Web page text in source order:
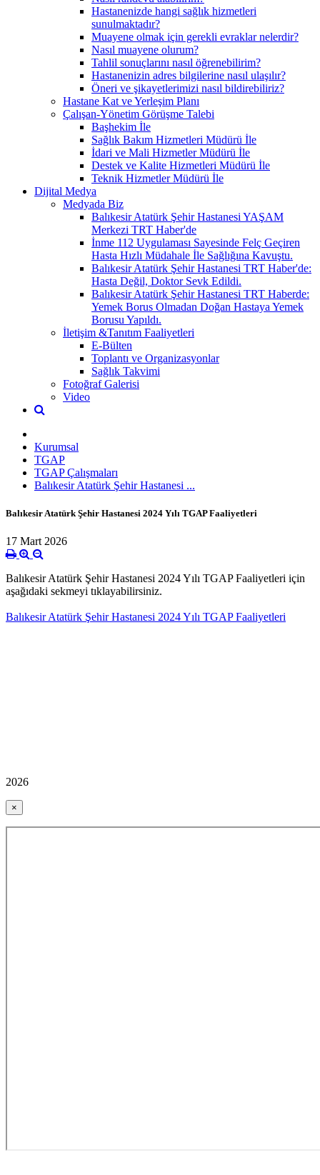
Hastanenizde hangi sağlık hizmetleri
sunulmaktadır?
Muayene olmak için gerekli evraklar nelerdir?
Nasıl muayene olurum?
Tahlil sonuçlarını nasıl öğrenebilirim?
Hastanenizin adres bilgilerine nasıl ulaşılır?
Öneri ve şikayetlerimizi nasıl bildirebiliriz?
Hastane Kat ve Yerleşim Planı
Çalışan-Yönetim Görüşme Talebi
Başhekim İle
Sağlık Bakım Hizmetleri Müdürü İle
İdari ve Mali Hizmetler Müdürü İle
Destek ve Kalite Hizmetleri Müdürü İle
Teknik Hizmetler Müdürü İle
Dijital Medya
Medyada Biz
Balıkesir Atatürk Şehir Hastanesi YAŞAM
Merkezi TRT Haber'de
İnme 112 Uygulaması Sayesinde Felç Geçiren
Hasta Hızlı Müdahale İle Sağlığına Kavuştu.
Balıkesir Atatürk Şehir Hastanesi TRT Haber'de:
Hasta Değil, Doktor Sevk Edildi.
Balıkesir Atatürk Şehir Hastanesi TRT Haberde:
Yemek Borus Olmadan Doğan Hastaya Yemek
Borusu Yapıldı.
İletişim &Tanıtım Faaliyetleri
E-Bülten
Toplantı ve Organizasyonlar
Sağlık Takvimi
Fotoğraf Galerisi
Video
Kurumsal
TGAP
TGAP Çalışmaları
Balıkesir Atatürk Şehir Hastanesi ...
Balıkesir Atatürk Şehir Hastanesi 2024 Yılı TGAP Faaliyetleri
17 Mart 2026
Balıkesir Atatürk Şehir Hastanesi 2024 Yılı TGAP Faaliyetleri için
aşağıdaki sekmeyi tıklayabilirsiniz.
Balıkesir Atatürk Şehir Hastanesi 2024 Yılı TGAP Faaliyetleri
2026
×